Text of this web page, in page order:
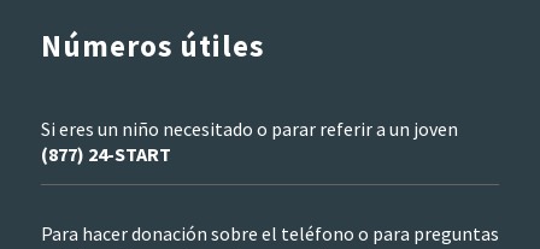
Números útiles
Si eres un niño necesitado o parar referir a un joven
(877) 24-START
Para hacer donación sobre el teléfono o para preguntas